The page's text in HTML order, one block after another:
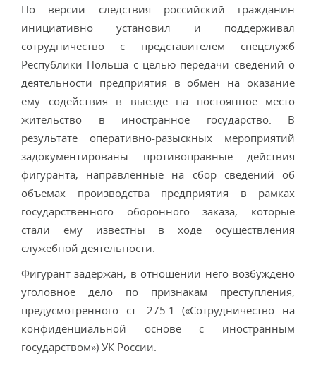
По версии следствия российский гражданин
инициативно установил и поддерживал
сотрудничество с представителем спецслужб
Республики Польша с целью передачи сведений о
деятельности предприятия в обмен на оказание
ему содействия в выезде на постоянное место
жительство в иностранное государство. В
результате оперативно­-разыскных мероприятий
задокументированы противоправные действия
фигуранта, направленные на сбор сведений об
объемах производства предприятия в рамках
государственного оборонного заказа, которые
стали ему известны в ходе осуществления
служебной деятельности.
Фигурант задержан, в отношении него возбуждено
уголовное дело по признакам преступления,
предусмотренного ст. 275.1 («Сотрудничество на
конфиденциальной основе с иностранным
государством») УК России.